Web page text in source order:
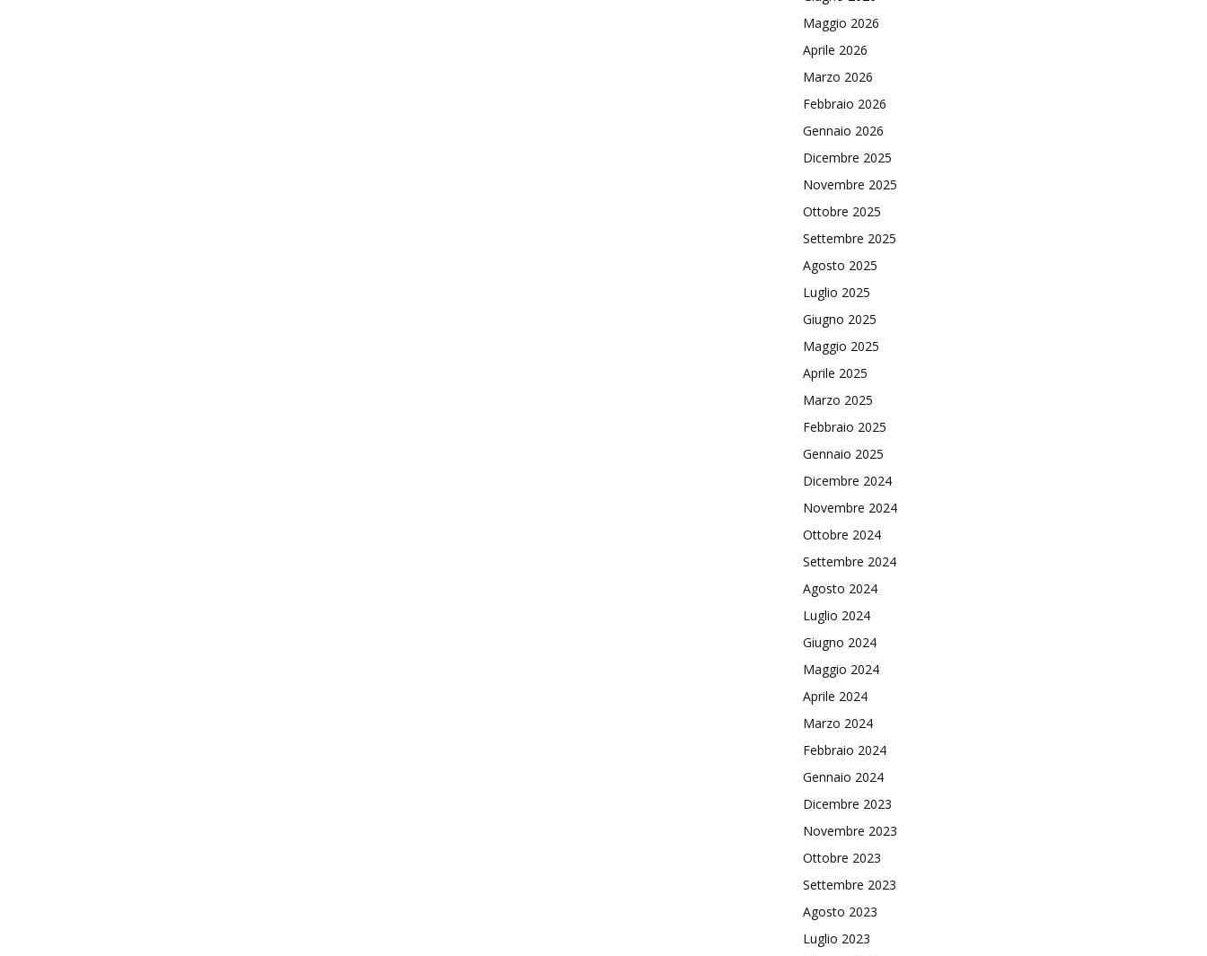
Maggio 2026
Aprile 2026
Marzo 2026
Febbraio 2026
Gennaio 2026
Dicembre 2025
Novembre 2025
Ottobre 2025
Settembre 2025
Agosto 2025
Luglio 2025
Giugno 2025
Maggio 2025
Aprile 2025
Marzo 2025
Febbraio 2025
Gennaio 2025
Dicembre 2024
Novembre 2024
Ottobre 2024
Settembre 2024
Agosto 2024
Luglio 2024
Giugno 2024
Maggio 2024
Aprile 2024
Marzo 2024
Febbraio 2024
Gennaio 2024
Dicembre 2023
Novembre 2023
Ottobre 2023
Settembre 2023
Agosto 2023
Luglio 2023